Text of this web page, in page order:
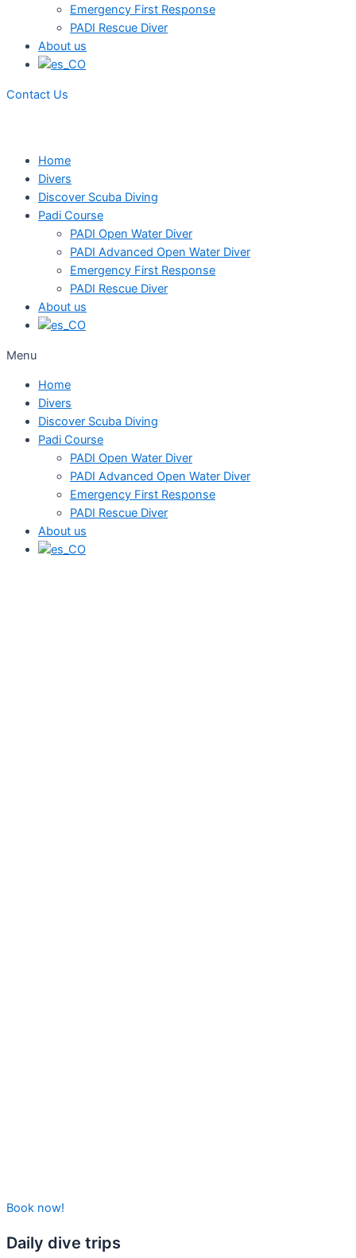
Emergency First Response
PADI Rescue Diver
About us
Contact Us
Home
Divers
Discover Scuba Diving
Padi Course
PADI Open Water Diver
PADI Advanced Open Water Diver
Emergency First Response
PADI Rescue Diver
About us
Menu
Home
Divers
Discover Scuba Diving
Padi Course
PADI Open Water Diver
PADI Advanced Open Water Diver
Emergency First Response
PADI Rescue Diver
About us
Book now!
Daily dive trips